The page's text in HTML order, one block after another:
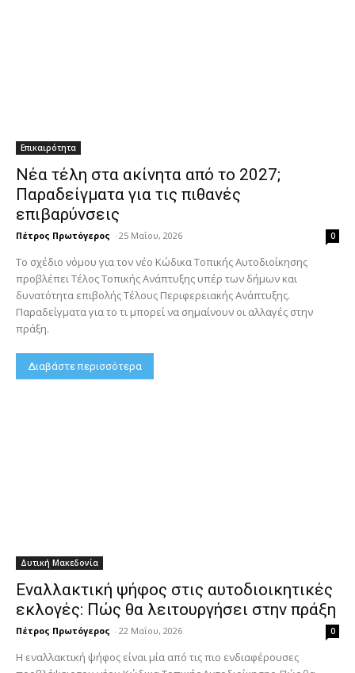
Επικαιρότητα
Νέα τέλη στα ακίνητα από το 2027;
Παραδείγματα για τις πιθανές
επιβαρύνσεις
Πέτρος Πρωτόγερος - 25 Μαΐου, 2026 0
Το σχέδιο νόμου για τον νέο Κώδικα Τοπικής Αυτοδιοίκησης
προβλέπει Τέλος Τοπικής Ανάπτυξης υπέρ των δήμων και
δυνατότητα επιβολής Τέλους Περιφερειακής Ανάπτυξης.
Παραδείγματα για το τι μπορεί να σημαίνουν οι αλλαγές στην
πράξη.
Διαβάστε περισσότερα
Δυτική Μακεδονία
Εναλλακτική ψήφος στις αυτοδιοικητικές
εκλογές: Πώς θα λειτουργήσει στην πράξη
Πέτρος Πρωτόγερος - 22 Μαΐου, 2026 0
Η εναλλακτική ψήφος είναι μία από τις πιο ενδιαφέρουσες